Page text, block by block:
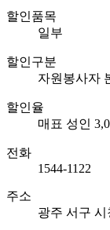
할인품목
일부
할인구분
자원봉사자
할인율
매표 성인
전화
1544-1122
주소
광주 서구 시